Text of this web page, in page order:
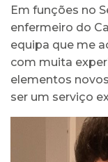
Em funções no
enfermeiro do
equipa que me
com muita
elementos
ser um serviço